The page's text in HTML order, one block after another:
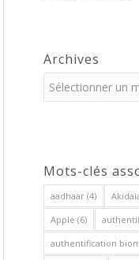
Archives
Mots-clés
aadhaar (4)
Apple (6)
authentification